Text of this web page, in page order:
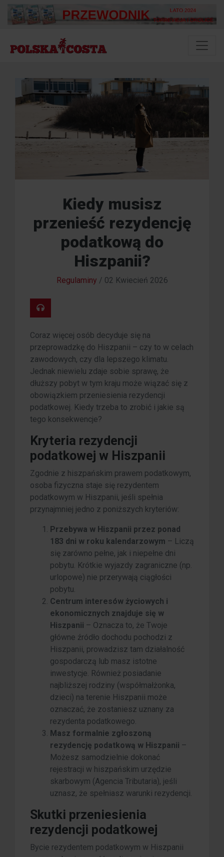
Kiedy musisz
przenieść rezydencję
podatkową do
Hiszpanii?
Regulaminy / 02 Kwiecień 2026
Coraz więcej osób decyduje się na
przeprowadzkę do Hiszpanii – czy to w celach
zawodowych, czy dla lepszego klimatu.
Jednak niewielu zdaje sobie sprawę, że
dłuższy pobyt w tym kraju może wiązać się z
obowiązkiem przeniesienia rezydencji
podatkowej. Kiedy trzeba to zrobić i jakie są
tego konsekwencje?
Kryteria rezydencji
podatkowej w Hiszpanii
Zgodnie z hiszpańskim prawem podatkowym,
osoba fizyczna staje się rezydentem
podatkowym w Hiszpanii, jeśli spełnia
przynajmniej jedno z poniższych kryteriów:
Przebywa w Hiszpanii przez ponad
183 dni w roku kalendarzowym – Liczą
się zarówno pełne, jak i niepełne dni
pobytu. Krótkie wyjazdy zagraniczne (np.
urlopowe) nie przerywają ciągłości
pobytu.
Centrum interesów życiowych i
ekonomicznych znajduje się w
Hiszpanii – Oznacza to, że Twoje
główne źródło dochodu pochodzi z
Hiszpanii, prowadzisz tam działalność
gospodarczą lub masz istotne
inwestycje. Również posiadanie
najbliższej rodziny (współmałżonka,
dzieci) na terenie Hiszpanii może
oznaczać, że zostaniesz uznany za
rezydenta podatkowego.
Masz formalnie zgłoszoną
rezydencję podatkową w Hiszpanii –
Możesz samodzielnie dokonać
rejestracji w hiszpańskim urzędzie
skarbowym (Agencia Tributaria), jeśli
uznasz, że spełniasz warunki rezydencji.
Skutki przeniesienia
rezydencji podatkowej
Bycie rezydentem podatkowym w Hiszpanii